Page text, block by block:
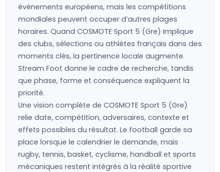
événements européens, mais les compétitions
mondiales peuvent occuper d’autres plages
horaires. Quand COSMOTE Sport 5 (Gre) implique
des clubs, sélections ou athlètes français dans des
moments clés, la pertinence locale augmente.
Stream Foot donne le cadre de recherche, tandis
que phase, forme et conséquence expliquent la
priorité.
Une vision complète de COSMOTE Sport 5 (Gre)
relie date, compétition, adversaires, contexte et
effets possibles du résultat. Le football garde sa
place lorsque le calendrier le demande, mais
rugby, tennis, basket, cyclisme, handball et sports
mécaniques restent intégrés à la réalité sportive